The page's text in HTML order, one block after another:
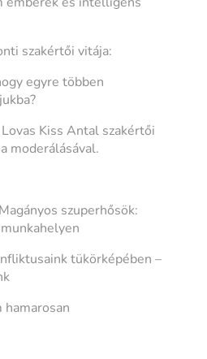
szakértői vitája:
egyre többen
Kiss Antal szakértői
moderálásával.
szuperhősök:
tükörképében –
hamarosan